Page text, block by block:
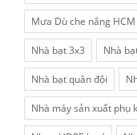
Mưa Dù che nắng HCM
Nhà bạt 3x3 Nhà
Nhà bạt quân đội
Nhà máy sản xuất phụ